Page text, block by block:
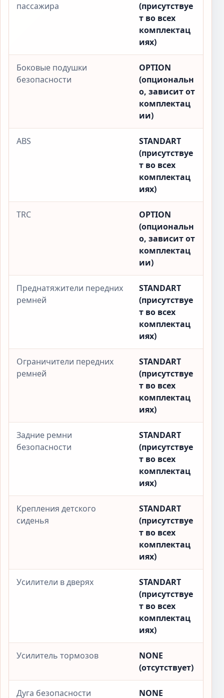
пассажира
(присутствуе
т во всех
комплектац
иях)
Боковые подушки
безопасности
OPTION
(опциональн
о, зависит от
комплектац
ии)
ABS
STANDART
(присутствуе
т во всех
комплектац
иях)
TRC
OPTION
(опциональн
о, зависит от
комплектац
ии)
Преднатяжители передних
ремней
STANDART
(присутствуе
т во всех
комплектац
иях)
Ограничители передних
ремней
STANDART
(присутствуе
т во всех
комплектац
иях)
Задние ремни
безопасности
STANDART
(присутствуе
т во всех
комплектац
иях)
Крепления детского
сиденья
STANDART
(присутствуе
т во всех
комплектац
иях)
Усилители в дверях
STANDART
(присутствуе
т во всех
комплектац
иях)
Усилитель тормозов
NONE
(отсутствует)
Дуга безопасности NONE